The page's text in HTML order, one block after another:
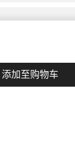
添加至购物车